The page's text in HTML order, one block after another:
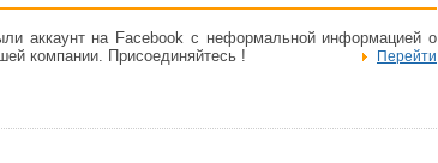
аккаунт на Facebook с неформальной информацией о
компании. Присоединяйтесь !
Перейти